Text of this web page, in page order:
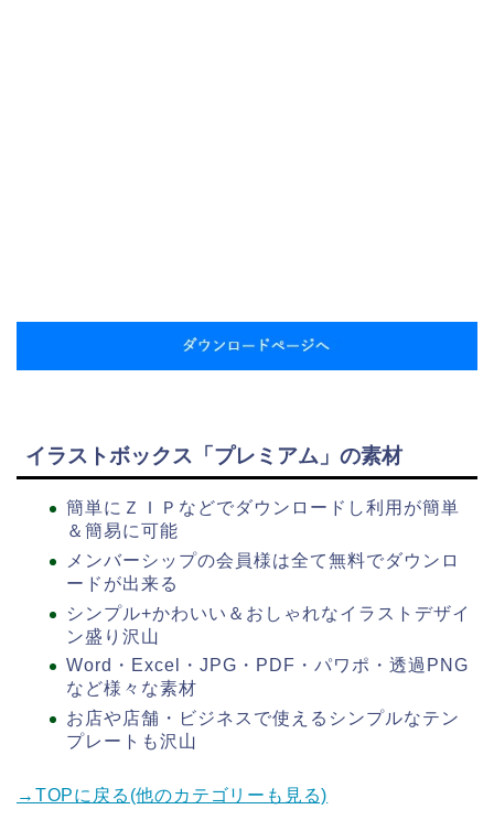
イラストボックス「プレミアム」の素材
簡単にＺＩＰなどでダウンロードし利用が簡単
＆簡易に可能
メンバーシップの会員様は全て無料でダウンロ
ードが出来る
シンプル+かわいい＆おしゃれなイラストデザイ
ン盛り沢山
Word・Excel・JPG・PDF・パワポ・透過PNG
など様々な素材
お店や店舗・ビジネスで使えるシンプルなテン
プレートも沢山
→TOPに戻る(他のカテゴリーも見る)